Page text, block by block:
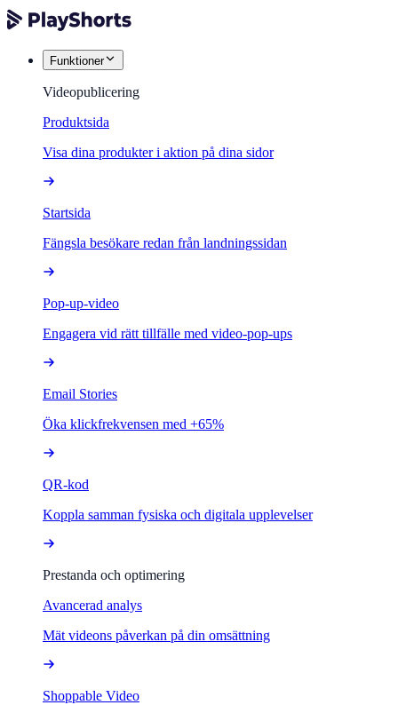
Funktioner
Videopublicering
Produktsida
Visa dina produkter i aktion på dina sidor
Startsida
Fängsla besökare redan från landningssidan
Pop-up-video
Engagera vid rätt tillfälle med video-pop-ups
Email Stories
Öka klickfrekvensen med +65%
QR-kod
Koppla samman fysiska och digitala upplevelser
Prestanda och optimering
Avancerad analys
Mät videons påverkan på din omsättning
Shoppable Video